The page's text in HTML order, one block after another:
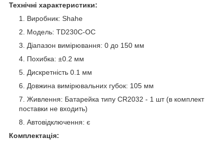
Технічні характеристики:
Виробник: Shahe
Модель: TD230C-ОС
Діапазон вимірювання: 0 до 150 мм
Похибка: ±0.2 мм
Дискретність 0.1 мм
Довжина вимірювальних губок: 105 мм
Живлення: Батарейка типу CR2032 - 1 шт (в комплект
поставки не входить)
Автовідключення: є
Комплектація: